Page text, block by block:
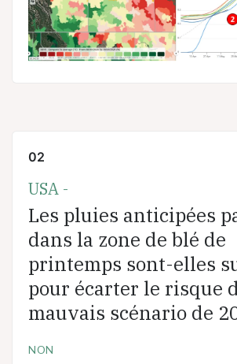
02
USA -
Les pluies anticipées
dans la zone de blé de
printemps sont-elles
pour écarter le risque
mauvais scénario de
NON